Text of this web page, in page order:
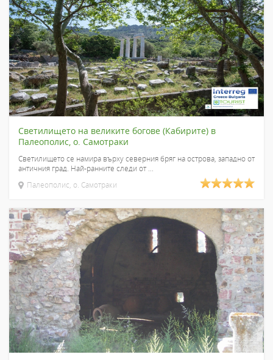
Светилището на великите богове (Кабирите) в
Палеополис, о. Самотраки
Светилището се намира върху северния бряг на острова, западно от
античния град. Най-ранните следи от ...
Палеополис, о. Самотраки